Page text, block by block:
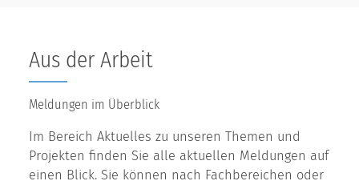
Aus der Arbeit
Meldungen im Überblick
Im Bereich Aktuelles zu unseren Themen und
Projekten finden Sie alle aktuellen Meldungen auf
einen Blick. Sie können nach Fachbereichen oder